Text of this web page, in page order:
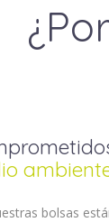
bolsas